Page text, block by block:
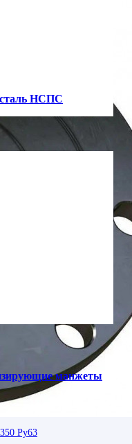
сталь НСПС
манжеты
Ру63